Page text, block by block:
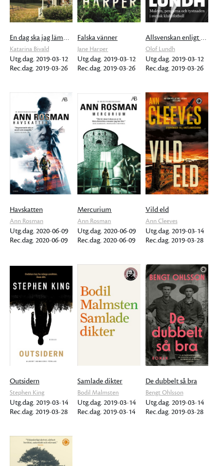
En dag ska jag lämna allt det här
Katarina Bivald
Utg.dag. 2019-03-12
Rec.dag. 2019-03-26
Falska vänner
Jane Harper
Utg.dag. 2019-03-12
Rec.dag. 2019-03-26
Allsvenskan enligt Lundh
Olof Lundh
Utg.dag. 2019-03-12
Rec.dag. 2019-03-26
Havskatten
Ann Rosman
Utg.dag. 2020-06-09
Rec.dag. 2020-06-09
Mercurium
Ann Rosman
Utg.dag. 2020-06-09
Rec.dag. 2020-06-09
Vild eld
Ann Cleeves
Utg.dag. 2019-03-14
Rec.dag. 2019-03-28
Outsidern
Stephen King
Utg.dag. 2019-03-14
Rec.dag. 2019-03-28
Samlade dikter
Bodil Malmsten
Utg.dag. 2019-03-14
Rec.dag. 2019-03-14
De dubbelt så bra
Bengt Ohlsson
Utg.dag. 2019-03-14
Rec.dag. 2019-03-28